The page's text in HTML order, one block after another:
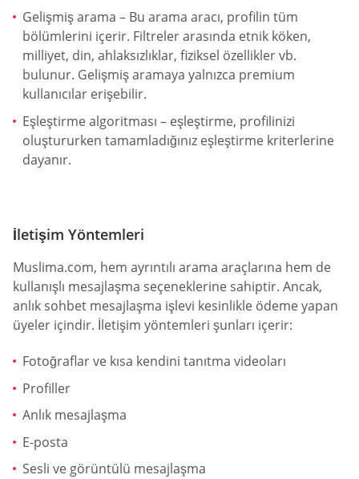
Gelişmiş arama – Bu arama aracı, profilin tüm
bölümlerini içerir. Filtreler arasında etnik köken,
milliyet, din, ahlaksızlıklar, fiziksel özellikler vb.
bulunur. Gelişmiş aramaya yalnızca premium
kullanıcılar erişebilir.
Eşleştirme algoritması – eşleştirme, profilinizi
oluştururken tamamladığınız eşleştirme kriterlerine
dayanır.
İletişim Yöntemleri
Muslima.com, hem ayrıntılı arama araçlarına hem de
kullanışlı mesajlaşma seçeneklerine sahiptir. Ancak,
anlık sohbet mesajlaşma işlevi kesinlikle ödeme yapan
üyeler içindir. İletişim yöntemleri şunları içerir:
Fotoğraflar ve kısa kendini tanıtma videoları
Profiller
Anlık mesajlaşma
E-posta
Sesli ve görüntülü mesajlaşma